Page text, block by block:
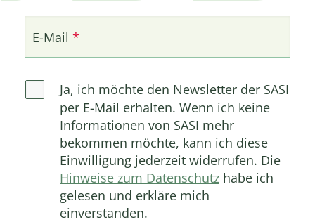
E-Mail
Ja, ich möchte den Newsletter der SASI
per E-Mail erhalten. Wenn ich keine
Informationen von SASI mehr
bekommen möchte, kann ich diese
Einwilligung jederzeit widerrufen. Die
Hinweise zum Datenschutz habe ich
gelesen und erkläre mich
einverstanden.